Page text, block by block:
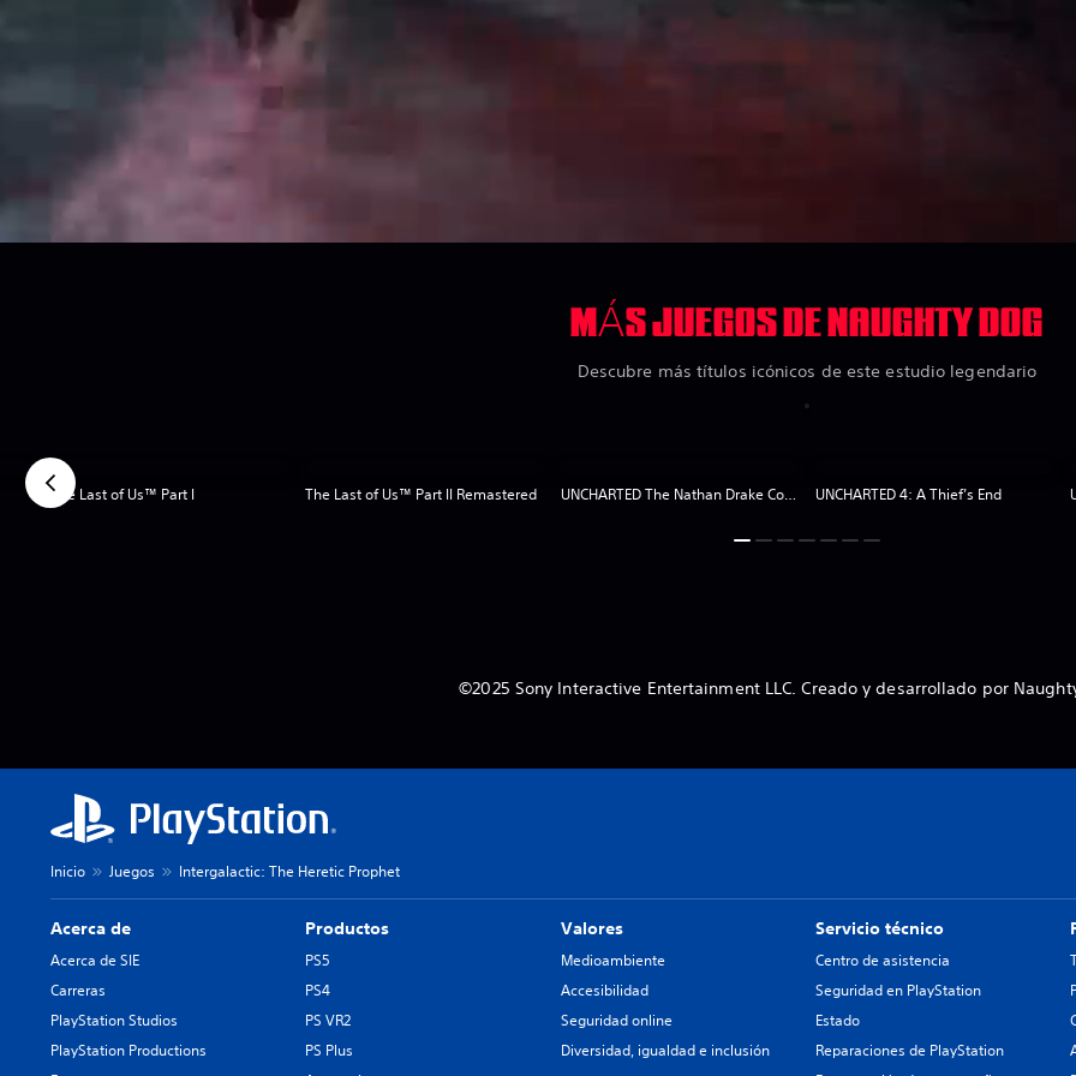
MÁS JUEGOS DE NAUGHTY DOG
Descubre más títulos icónicos de este estudio legendario
The Last of Us™ Part I The Last of Us™ Part II Remastered UNCHARTED The Nathan Drake Collection UNCHARTED 4: A Thief’s End
©2025 Sony Interactive Entertainment LLC. Creado y desarrollado por
Inicio Juegos Intergalactic: The Heretic Prophet
Acerca de
Acerca de SIE
Carreras
PlayStation Studios
PlayStation Productions
Productos
PS5
PS4
PS VR2
PS Plus
Valores
Medioambiente
Accesibilidad
Seguridad online
Diversidad, igualdad e inclusión
Servicio técnico
Centro de asistencia
Seguridad en PlayStation
Estado
Reparaciones de PlayStation